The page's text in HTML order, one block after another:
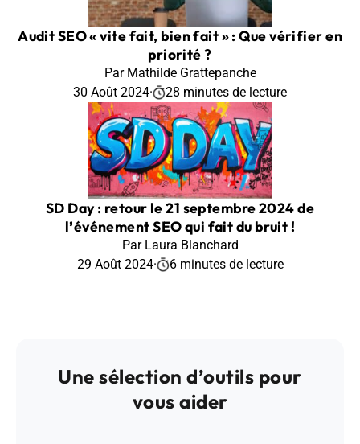
Audit SEO « vite fait, bien fait » : Que vérifier en
priorité ?
Par Mathilde Grattepanche
30 Août 2024· 28 minutes de lecture
SD Day : retour le 21 septembre 2024 de
l’événement SEO qui fait du bruit !
Par Laura Blanchard
29 Août 2024· 6 minutes de lecture
Une sélection d’outils pour
vous aider